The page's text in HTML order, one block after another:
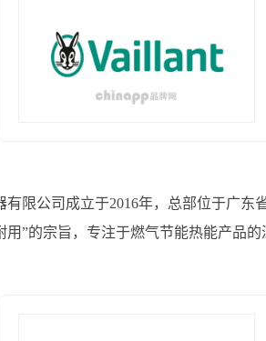
有限公司成立于2016年，总部位于广
用”的宗旨，专注于燃气节能热能产品